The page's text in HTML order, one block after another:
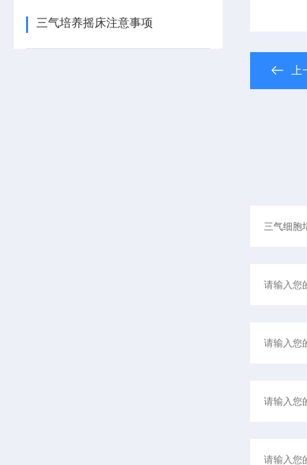
三气培养摇床注意事项